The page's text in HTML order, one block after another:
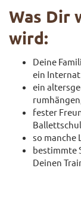
Was Dir
wird:
Deine
ein
ein
fester
so manche
bestimmte
Deinen